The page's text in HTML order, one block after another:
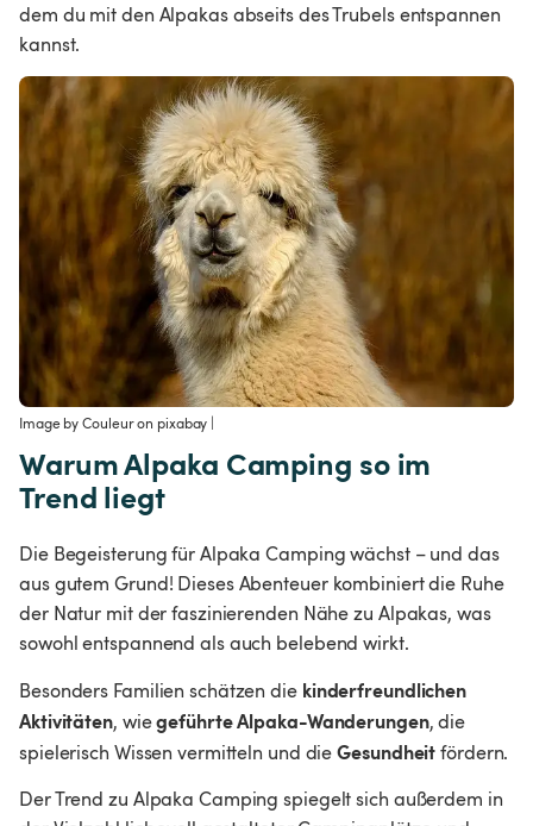
dem du mit den Alpakas abseits des Trubels entspannen
kannst.
Image by Couleur on pixabay |
Warum Alpaka Camping so im
Trend liegt
Die Begeisterung für Alpaka Camping wächst – und das
aus gutem Grund! Dieses Abenteuer kombiniert die Ruhe
der Natur mit der faszinierenden Nähe zu Alpakas, was
sowohl entspannend als auch belebend wirkt.
Besonders Familien schätzen die kinderfreundlichen
Aktivitäten, wie geführte Alpaka-Wanderungen, die
spielerisch Wissen vermitteln und die Gesundheit fördern.
Der Trend zu Alpaka Camping spiegelt sich außerdem in